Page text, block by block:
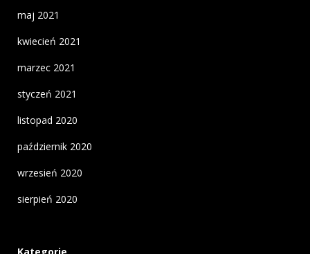
maj 2021
kwiecień 2021
marzec 2021
styczeń 2021
listopad 2020
październik 2020
wrzesień 2020
sierpień 2020